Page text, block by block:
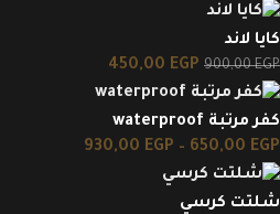
كايا لاند
900,00EGP
450,00 EGP
كفر مرتبة waterproof
650,00 EGP
–
930,00 EGP
شلتت كرسي